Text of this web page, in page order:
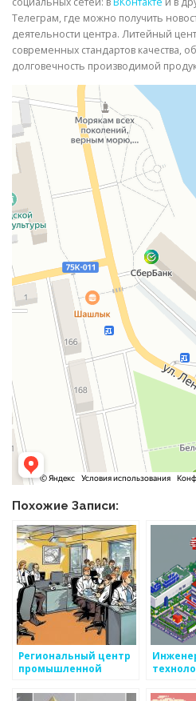
Телеграм, где можно получить
деятельности центра. Литейный
современных стандартов качества,
долговечность производимой
Похожие Записи:
Региональный центр
промышленной